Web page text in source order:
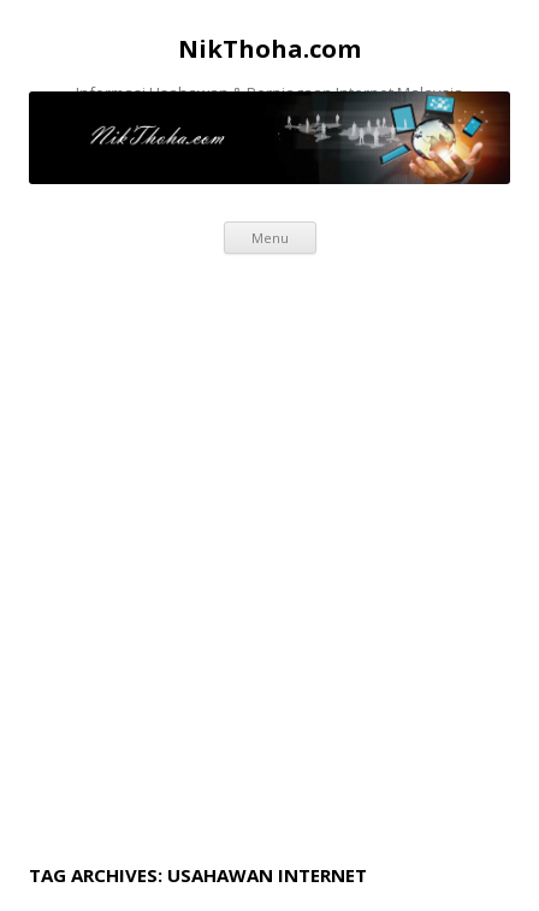
NikThoha.com
Informasi Usahawan & Perniagaan Internet Malaysia
Menu
Skip to content
TAG ARCHIVES: USAHAWAN INTERNET